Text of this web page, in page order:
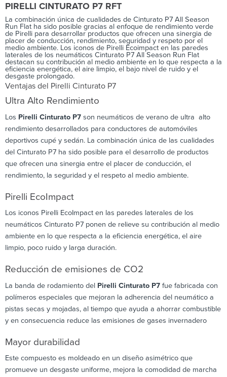
PIRELLI CINTURATO P7 RFT
La combinación única de cualidades de Cinturato P7 All Season
Run Flat ha sido posible gracias al enfoque de rendimiento verde
de Pirelli para desarrollar productos que ofrecen una sinergia de
placer de conducción, rendimiento, seguridad y respeto por el
medio ambiente. Los iconos de Pirelli Ecoimpact en las paredes
laterales de los neumáticos Cinturato P7 All Season Run Flat
destacan su contribución al medio ambiente en lo que respecta a la
eficiencia energética, el aire limpio, el bajo nivel de ruido y el
desgaste prolongado.
Ventajas del Pirelli Cinturato P7
Ultra Alto Rendimiento
Los Pirelli Cinturato P7 son neumáticos de verano de ultra alto
rendimiento desarrollados para conductores de automóviles
deportivos cupé y sedán. La combinación única de las cualidades
del Cinturato P7 ha sido posible para el desarrollo de productos
que ofrecen una sinergia entre el placer de conducción, el
rendimiento, la seguridad y el respeto al medio ambiente.
Pirelli EcoImpact
Los iconos Pirelli EcoImpact en las paredes laterales de los
neumáticos Cinturato P7 ponen de relieve su contribución al medio
ambiente en lo que respecta a la eficiencia energética, el aire
limpio, poco ruido y larga duración.
Reducción de emisiones de CO2
La banda de rodamiento del Pirelli Cinturato P7 fue fabricada con
polímeros especiales que mejoran la adherencia del neumático a
pistas secas y mojadas, al tiempo que ayuda a ahorrar combustible
y en consecuencia reduce las emisiones de gases invernadero
Mayor durabilidad
Este compuesto es moldeado en un diseño asimétrico que
promueve un desgaste uniforme, mejora la comodidad de marcha